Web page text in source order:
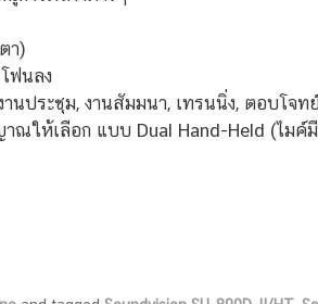
า)
ฟนลง
นประชุม, งานสัมมนา, เทรนนิ่ง, ตอบโจท
ณให้เลือก แบบ Dual Hand-Held (ไม